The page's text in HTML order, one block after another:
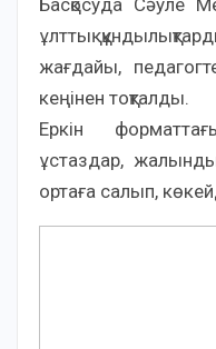
ұлттық
жағдайы,
кеңінен тоқталды.
Еркін
ұстаздар,
ортаға салып,